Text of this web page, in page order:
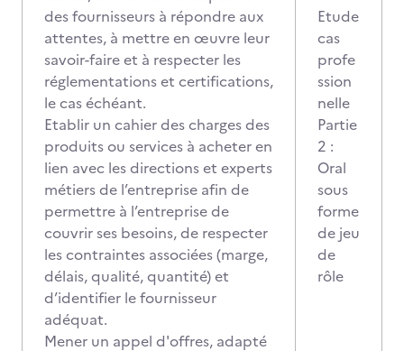
des fournisseurs à répondre aux
attentes, à mettre en œuvre leur
savoir-faire et à respecter les
réglementations et certifications,
le cas échéant.
Etablir un cahier des charges des
produits ou services à acheter en
lien avec les directions et experts
métiers de l’entreprise afin de
permettre à l’entreprise de
couvrir ses besoins, de respecter
les contraintes associées (marge,
délais, qualité, quantité) et
d’identifier le fournisseur
adéquat.
Mener un appel d'offres, adapté
Etude
cas
profe
ssion
nelle
Partie
2 :
Oral
sous
forme
de jeu
de
rôle